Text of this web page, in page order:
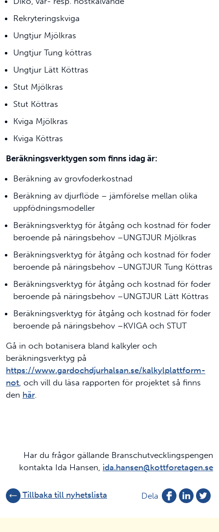
Rekryteringskviga
Ungtjur Mjölkras
Ungtjur Tung köttras
Ungtjur Lätt Köttras
Stut Mjölkras
Stut Köttras
Kviga Mjölkras
Kviga Köttras
Beräkningsverktygen som finns idag är:
Beräkning av grovfoderkostnad
Beräkning av djurflöde – jämförelse mellan olika
uppfödningsmodeller
Beräkningsverktyg för åtgång och kostnad för foder
beroende på näringsbehov –UNGTJUR Mjölkras
Beräkningsverktyg för åtgång och kostnad för foder
beroende på näringsbehov –UNGTJUR Tung Köttras
Beräkningsverktyg för åtgång och kostnad för foder
beroende på näringsbehov –UNGTJUR Lätt Köttras
Beräkningsverktyg för åtgång och kostnad för foder
beroende på näringsbehov –KVIGA och STUT
Gå in och botanisera bland kalkyler och
beräkningsverktyg på
https://www.gardochdjurhalsan.se/kalkylplattform-
not, och vill du läsa rapporten för projektet så finns
den här.
Har du frågor gällande Branschutvecklingspengen
kontakta Ida Hansen, ida.hansen@kottforetagen.se
Tillbaka till nyhetslista Dela